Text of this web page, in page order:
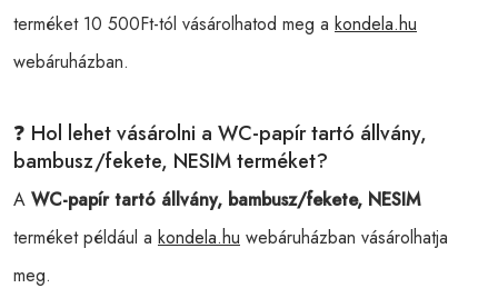
terméket 10 500Ft-tól vásárolhatod meg a kondela.hu
webáruházban.
❓ Hol lehet vásárolni a WC-papír tartó állvány,
bambusz/fekete, NESIM terméket?
A WC-papír tartó állvány, bambusz/fekete, NESIM
terméket például a kondela.hu webáruházban vásárolhatja
meg.